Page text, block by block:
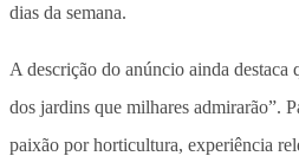
dias da semana.
A descrição do anúncio ainda destaca
dos jardins que milhares admirarão”.
paixão por horticultura, experiência